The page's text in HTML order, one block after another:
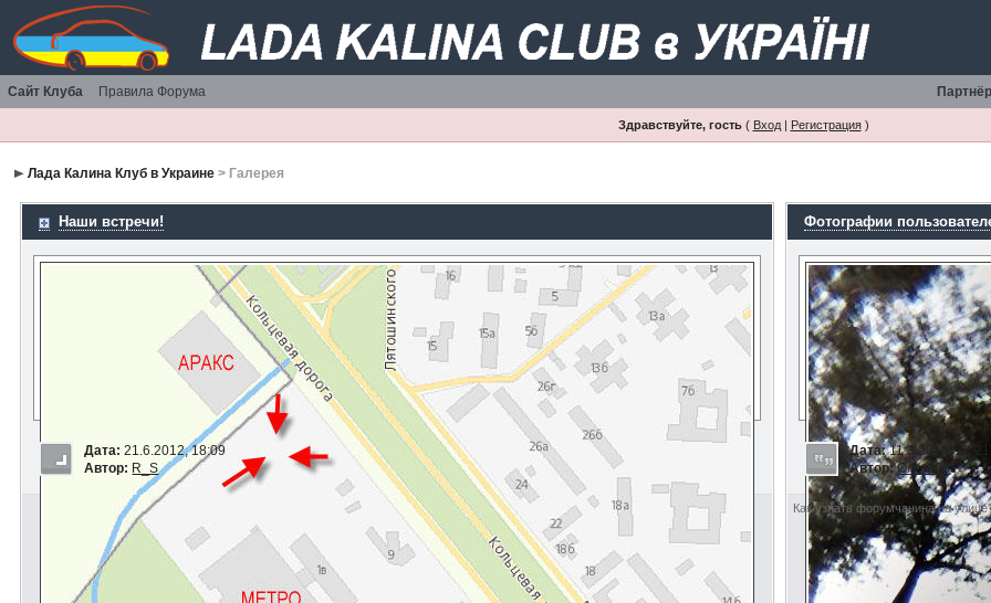
Сайт Клуба Правила Форума
Здравствуйте, гость( Вход| Регистрация)
Лада Калина Клуб в Украине > Галерея
Наши встречи!
Дата: 21.6.2012, 18:09
Автор: R_S
Фотографии
Дата:11.3.2014, 23:21
Автор: Олег808
Как узнать форумчанина на